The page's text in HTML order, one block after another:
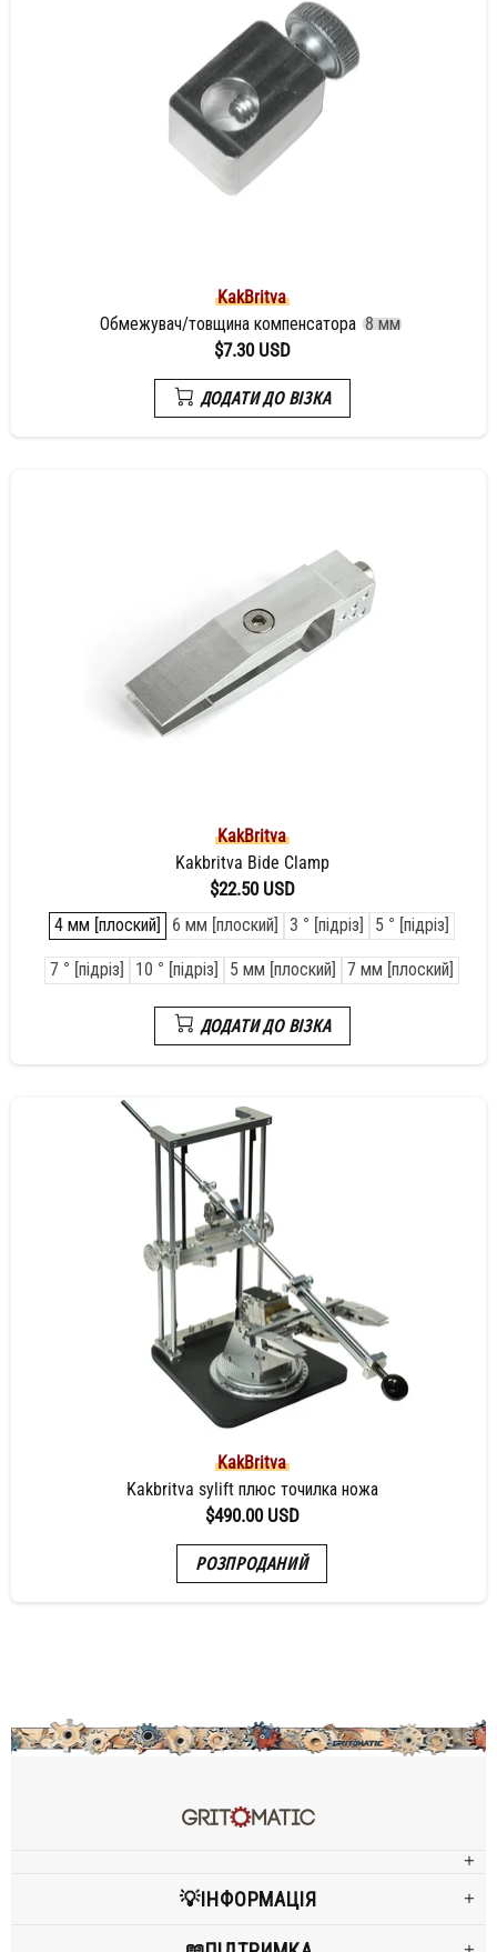
KakBritva
Обмежувач/товщина компенсатора 8 мм
$7.30 USD
ДОДАТИ ДО ВІЗКА
KakBritva
Kakbritva Bide Clamp
$22.50 USD
4 мм [плоский] 6 мм [плоский] 3 ° [підріз] 5 ° [підріз]
7 ° [підріз] 10 ° [підріз] 5 мм [плоский] 7 мм [плоский]
ДОДАТИ ДО ВІЗКА
KakBritva
Kakbritva sylift плюс точилка ножа
$490.00 USD
РОЗПРОДАНИЙ
💡ІНФОРМАЦІЯ